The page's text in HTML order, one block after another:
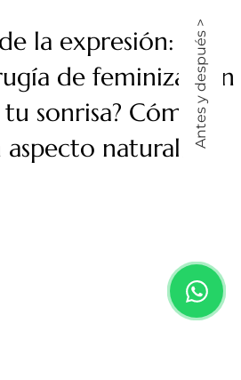
la expresión:
de feminización
sonrisa? Cómo
natural. Antes y después >